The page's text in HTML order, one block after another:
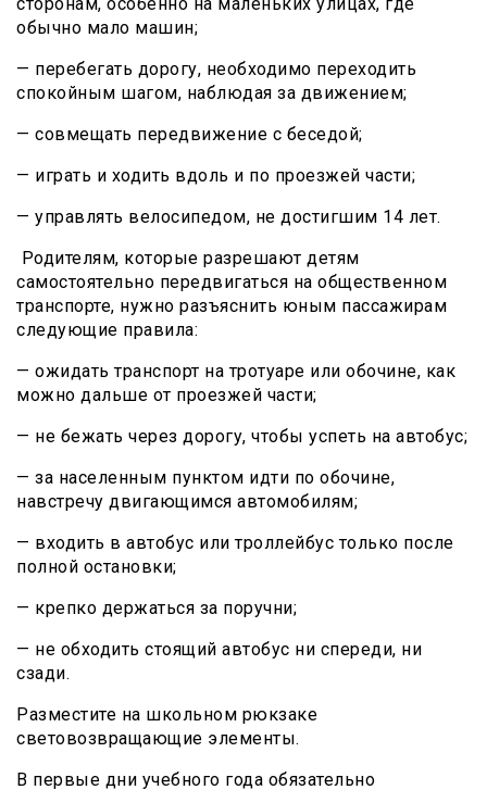
сторонам, особенно на маленьких улицах, где
обычно мало машин;
— перебегать дорогу, необходимо переходить
спокойным шагом, наблюдая за движением;
— совмещать передвижение с беседой;
— играть и ходить вдоль и по проезжей части;
— управлять велосипедом, не достигшим 14 лет.
Родителям, которые разрешают детям
самостоятельно передвигаться на общественном
транспорте, нужно разъяснить юным пассажирам
следующие правила:
— ожидать транспорт на тротуаре или обочине, как
можно дальше от проезжей части;
— не бежать через дорогу, чтобы успеть на автобус;
— за населенным пунктом идти по обочине,
навстречу двигающимся автомобилям;
— входить в автобус или троллейбус только после
полной остановки;
— крепко держаться за поручни;
— не обходить стоящий автобус ни спереди, ни
сзади.
Разместите на школьном рюкзаке
световозвращающие элементы.
В первые дни учебного года обязательно